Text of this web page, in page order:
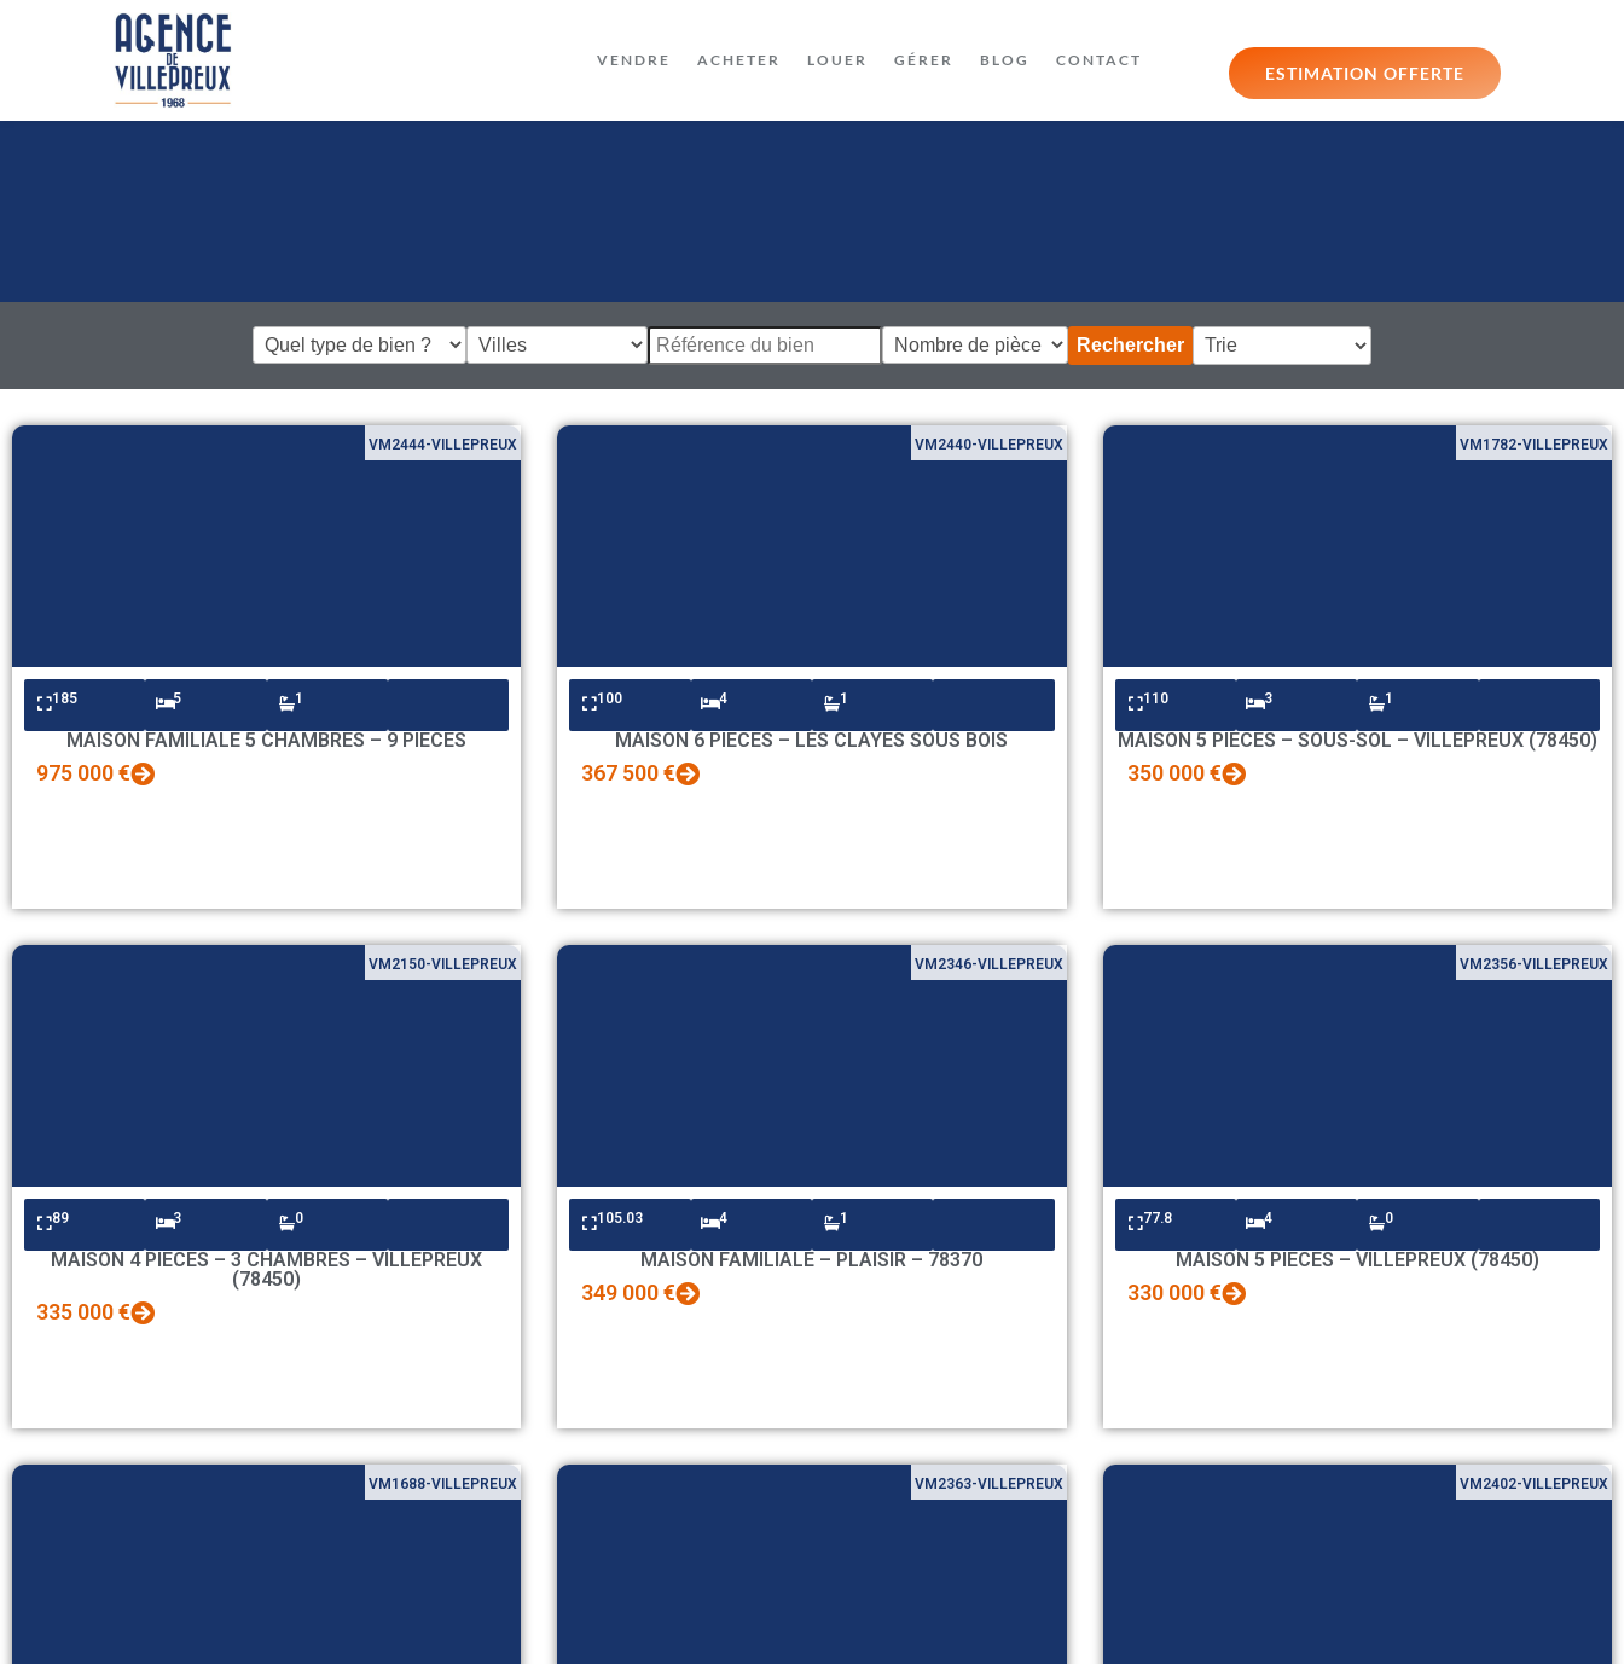
VENDRE ACHETER LOUER GÉRER BLOG CONTACT
ESTIMATION OFFERTE
Rechercher
VM2444-VILLEPREUX
185 5 1
MAISON FAMILIALE 5 CHAMBRES – 9 PIECES
975 000 €
VM2440-VILLEPREUX
100 4 1
MAISON 6 PIECES – LES CLAYES SOUS BOIS
367 500 €
VM1782-VILLEPREUX
110 3 1
MAISON 5 PIECES – SOUS-SOL – VILLEPREUX (78450)
350 000 €
VM2150-VILLEPREUX
89 3 0
MAISON 4 PIECES – 3 CHAMBRES – VILLEPREUX
(78450)
335 000 €
VM2346-VILLEPREUX
105.03 4 1
MAISON FAMILIALE – PLAISIR – 78370
349 000 €
VM2356-VILLEPREUX
77.8 4 0
MAISON 5 PIECES – VILLEPREUX (78450)
330 000 €
VM1688-VILLEPREUX VM2363-VILLEPREUX VM2402-VILLEPREUX